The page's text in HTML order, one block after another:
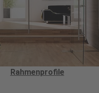
Rahmenprofile